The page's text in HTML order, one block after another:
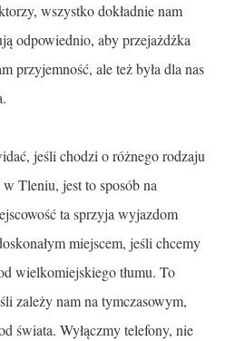
wszystko dokładnie nam
odpowiednio, aby przejażdżka
przyjemność, ale też była dla nas
jeśli chodzi o różnego rodzaju
Tleniu, jest to sposób na
ta sprzyja wyjazdom
miejscem, jeśli chcemy
wielkomiejskiego tłumu. To
zależy nam na tymczasowym,
świata. Wyłączmy telefony, nie